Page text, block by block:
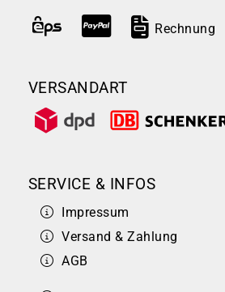
Rechnung
VERSANDART
SERVICE & INFOS
Impressum
Versand & Zahlung
AGB